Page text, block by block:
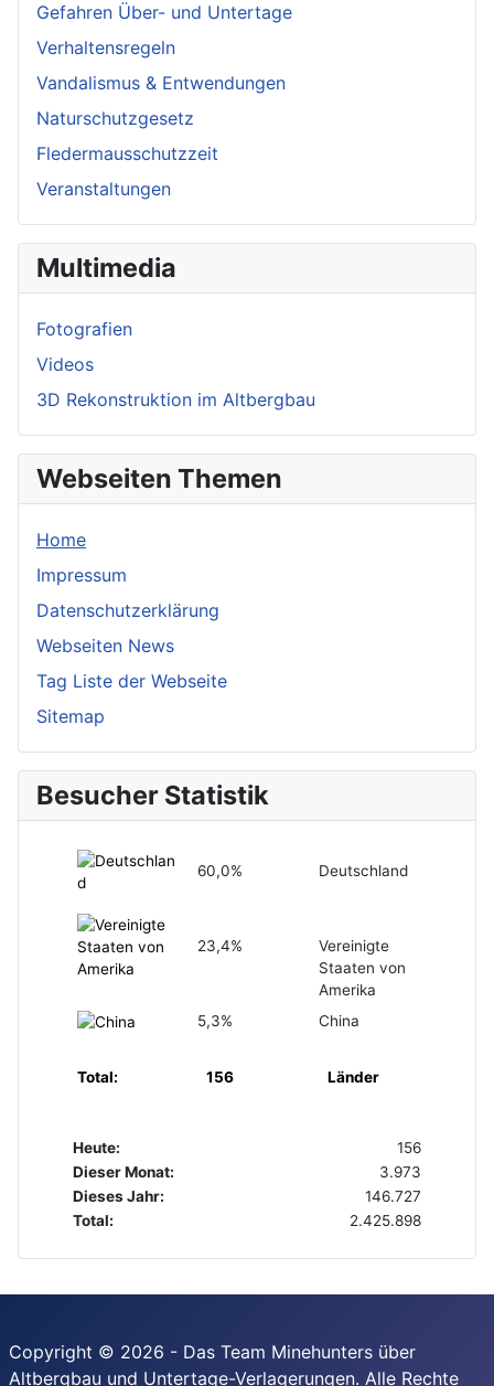
Gefahren Über- und Untertage
Verhaltensregeln
Vandalismus & Entwendungen
Naturschutzgesetz
Fledermausschutzzeit
Veranstaltungen
Multimedia
Fotografien
Videos
3D Rekonstruktion im Altbergbau
Webseiten Themen
Home
Impressum
Datenschutzerklärung
Webseiten News
Tag Liste der Webseite
Sitemap
Besucher Statistik
60,0% Deutschland
23,4%
Vereinigte
Staaten von
Amerika
5,3%
China
Total: 156 Länder
Heute:
156
Dieser Monat:
3.973
Dieses Jahr:
146.727
Total:
2.425.898
Copyright © 2026 - Das Team Minehunters über
Altbergbau und Untertage-Verlagerungen. Alle Rechte